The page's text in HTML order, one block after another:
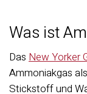
Was ist
Das New Yorker
Ammoniakgas
Stickstoff und